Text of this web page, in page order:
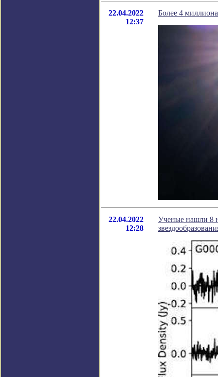
22.04.2022
12:37
Более 4
22.04.2022
12:28
Ученые нашли 8